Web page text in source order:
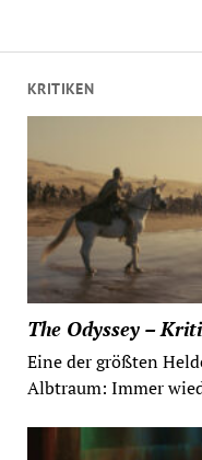
KRITIKEN
The Odyssey –
Eine der größten
Albtraum: Immer